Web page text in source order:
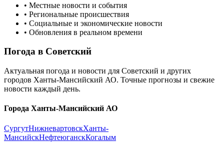
• Местные новости и события
• Региональные происшествия
• Социальные и экономические новости
• Обновления в реальном времени
Погода в Советский
Актуальная погода и новости для Советский и других
городов Ханты-Мансийский АО. Точные прогнозы и свежие
новости каждый день.
Города Ханты-Мансийский АО
СургутНижневартовскХанты-
МансийскНефтеюганскКогалым